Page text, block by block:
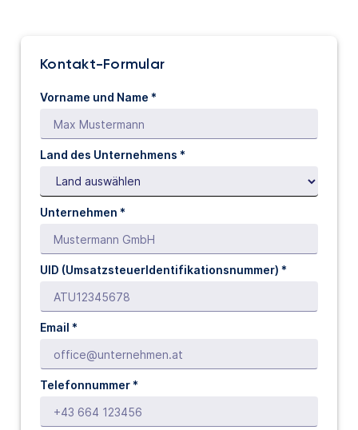
Kontakt-Formular
Vorname und Name *
Land des Unternehmens *
Unternehmen *
UID (UmsatzsteuerIdentifikationsnummer) *
Email *
Telefonnummer *